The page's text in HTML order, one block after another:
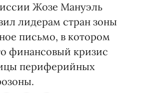
Жозе Мануэль
лидерам стран зоны
письмо, в котором
финансовый кризис
периферийных